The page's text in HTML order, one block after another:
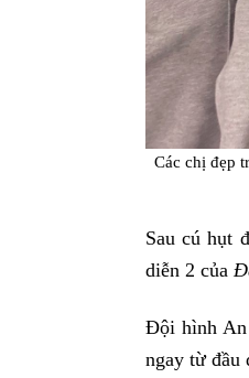
Các chị đẹp
Sau cú hụt
diễn 2 của
Đội hình An
ngay từ đầu